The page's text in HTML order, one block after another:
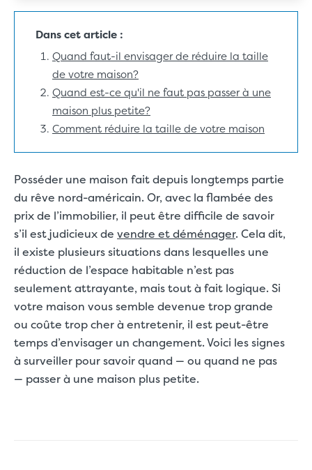
Posséder une maison fait depuis longtemps partie
du rêve nord-américain. Or, avec la flambée des
prix de l’immobilier, il peut être difficile de savoir
s’il est judicieux de vendre et déménager. Cela dit,
il existe plusieurs situations dans lesquelles une
réduction de l’espace habitable n’est pas
seulement attrayante, mais tout à fait logique. Si
votre maison vous semble devenue trop grande
ou coûte trop cher à entretenir, il est peut-être
temps d’envisager un changement. Voici les signes
à surveiller pour savoir quand — ou quand ne pas
— passer à une maison plus petite.
Dans cet article :
Quand faut-il envisager de réduire la taille
de votre maison?
Quand est-ce qu'il ne faut pas passer à une
maison plus petite?
Comment réduire la taille de votre maison